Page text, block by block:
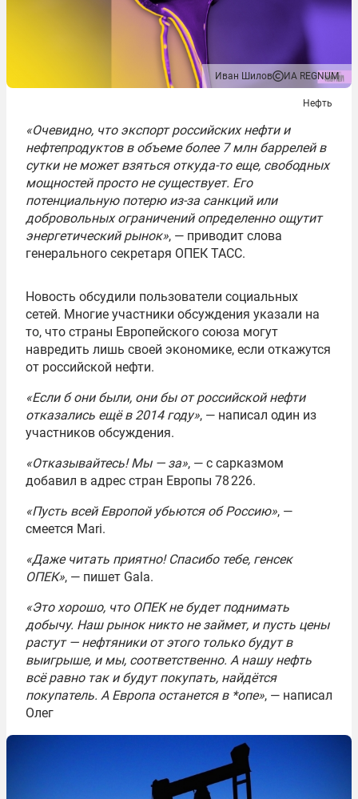
Иван Шилов ИА REGNUM
Нефть
«Очевидно, что экспорт российских нефти и
нефтепродуктов в объеме более 7 млн баррелей в
сутки не может взяться откуда-то еще, свободных
мощностей просто не существует. Его
потенциальную потерю из-за санкций или
добровольных ограничений определенно ощутит
энергетический рынок», — приводит слова
генерального секретаря ОПЕК ТАСС.
Новость обсудили пользователи социальных
сетей. Многие участники обсуждения указали на
то, что страны Европейского союза могут
навредить лишь своей экономике, если откажутся
от российской нефти.
«Если б они были, они бы от российской нефти
отказались ещё в 2014 году», — написал один из
участников обсуждения.
«Отказывайтесь! Мы — за», — с сарказмом
добавил в адрес стран Европы 78 226.
«Пусть всей Европой убьются об Россию», —
смеется Mari.
«Даже читать приятно! Спасибо тебе, генсек
ОПЕК», — пишет Gala.
«Это хорошо, что ОПЕК не будет поднимать
добычу. Наш рынок никто не займет, и пусть цены
растут — нефтяники от этого только будут в
выигрыше, и мы, соответственно. А нашу нефть
всё равно так и будут покупать, найдётся
покупатель. А Европа останется в *опе», — написал
Олег